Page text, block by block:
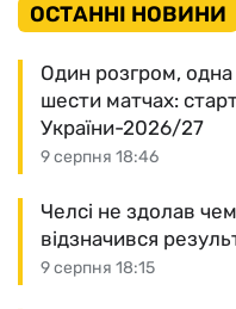
ОСТАННІ НОВИНИ
9 серпня 18:46
Один розгром, одна
шести матчах:
України-2026/27
9 серпня 18:15
Челсі не здолав
відзначився